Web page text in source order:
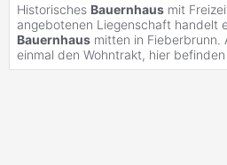
Historisches Bauernhaus mit
angebotenen Liegenschaft handelt
Bauernhaus mitten in Fieberbrunn.
einmal den Wohntrakt, hier